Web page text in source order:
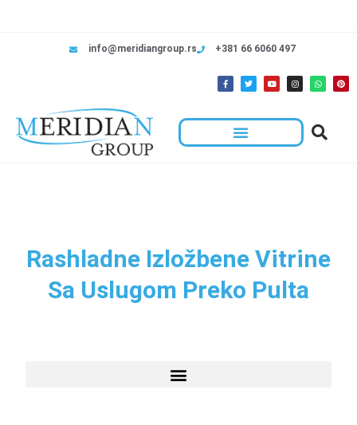
info@meridiangroup.rs +381 66 6060 497
Rashladne Izložbene Vitrine
Sa Uslugom Preko Pulta